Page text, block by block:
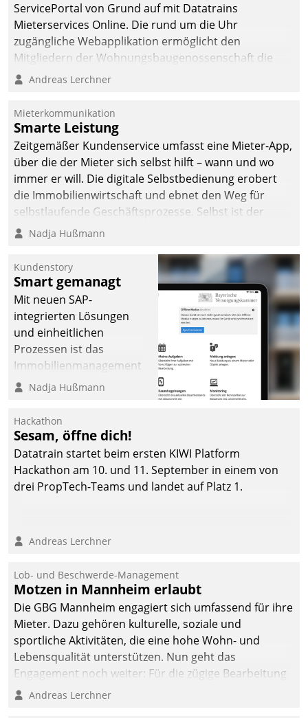
ServicePortal von Grund auf mit Datatrains
Mieterservices Online. Die rund um die Uhr
zugängliche Webapplikation ermöglicht den
Mitgliedern der Wohnungs­bau­genossenschaft die
Kontaktaufnahme per Smartphone, Tablet oder PC.
Andreas Lerchner
Mieterkommunikation
Smarte Leistung
Zeitgemäßer Kundenservice umfasst eine Mieter-App,
über die der Mieter sich selbst hilft – wann und wo
immer er will. Die digitale Selbstbedienung erobert
die Immobilienwirtschaft und ebnet den Weg für
selbstlaufende Geschäftsprozesse. Selbst ist der
Kunde und smart der Serviceanbieter.
Nadja Hußmann
Kundenstory
Smart gemanagt
Mit neuen SAP-
integrierten Lösungen
und einheitlichen
Prozessen ist das
Immobilienmanagement
der Bayerischen
Ressort Kapitalanlage für
künftige Aufgaben und
Herausforderungen
gerüstet.
Nadja Hußmann
Hackathon
Sesam, öffne dich!
Datatrain startet beim ersten KIWI Platform
Hackathon am 10. und 11. September in einem von
drei PropTech-Teams und landet auf Platz 1.
Andreas Lerchner
Lob- und Beschwerde-Management
Motzen in Mannheim erlaubt
Die GBG Mannheim engagiert sich umfassend für ihre
Mieter. Dazu gehören kulturelle, soziale und
sportliche Aktivitäten, die eine hohe Wohn- und
Lebensqualität unterstützen. Nun geht das
Engagement noch weiter: Für die zügige Bearbeitung
von Beschwerden – oder Lob – richtet das
Andreas Lerchner